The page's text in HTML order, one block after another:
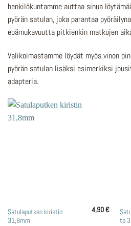
henkilökuntamme auttaa sinua
pyörän satulan, joka parantaa
epämukavuutta pitkienkin matkojen
Valikoimastamme löydät myös vinon
pyörän satulan lisäksi esimerkiksi
adapteria.
Satulaputken kiristin
31,8mm
4,90€
to